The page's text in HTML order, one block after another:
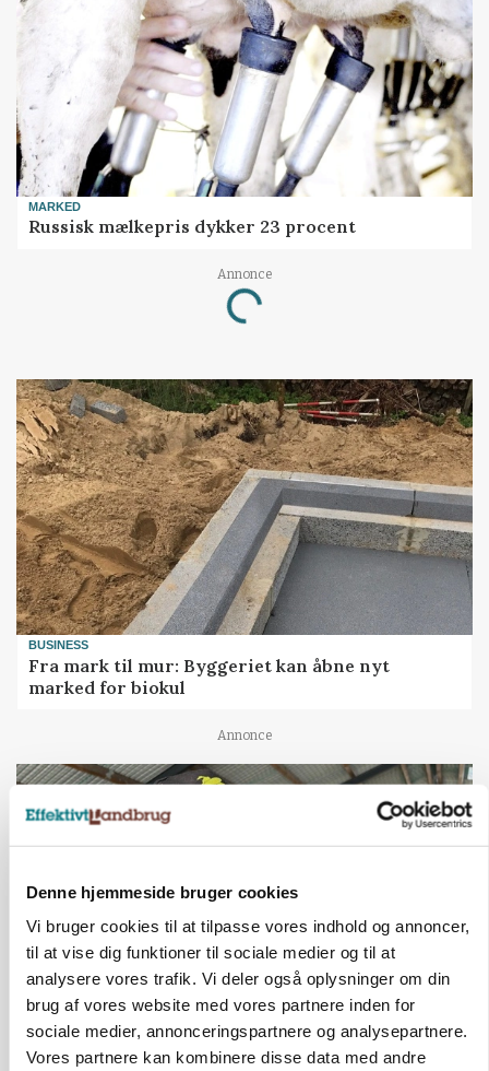
Denne hjemmeside bruger cookies
Vi bruger cookies til at tilpasse vores indhold og annoncer,
til at vise dig funktioner til sociale medier og til at
analysere vores trafik. Vi deler også oplysninger om din
brug af vores website med vores partnere inden for
sociale medier, annonceringspartnere og analysepartnere.
Vores partnere kan kombinere disse data med andre
MARKED
Russisk mælkepris dykker 23 procent
Annonce
Loading...
BUSINESS
Fra mark til mur: Byggeriet kan åbne nyt
marked for biokul
Annonce
POLITIK
»Nu stopper I«: Landbrugsdebattør og